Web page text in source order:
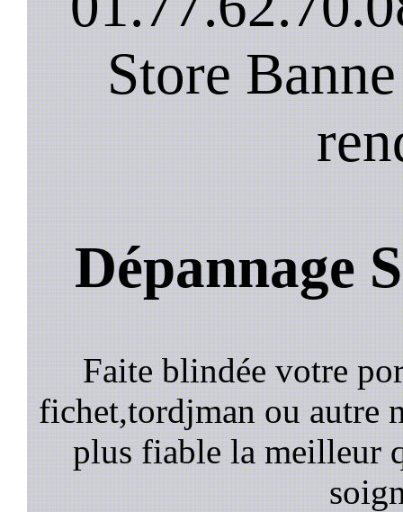
Store
Dépannage
Faite blindée votre
fichet,tordjman ou autre
plus fiable la meilleur